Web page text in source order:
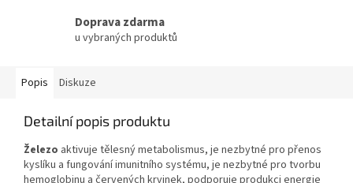
Doprava zdarma
u vybraných produktů
Popis Diskuze
Detailní popis produktu
Železo aktivuje tělesný metabolismus, je nezbytné pro přenos
kyslíku a fungování imunitního systému, je nezbytné pro tvorbu